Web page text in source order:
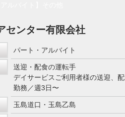
センター有限会社
パート・アルバイト
送迎・配食の運転手
デイサービスご利用者様の送迎、
勤務／週3日〜
玉島道口・玉島乙島